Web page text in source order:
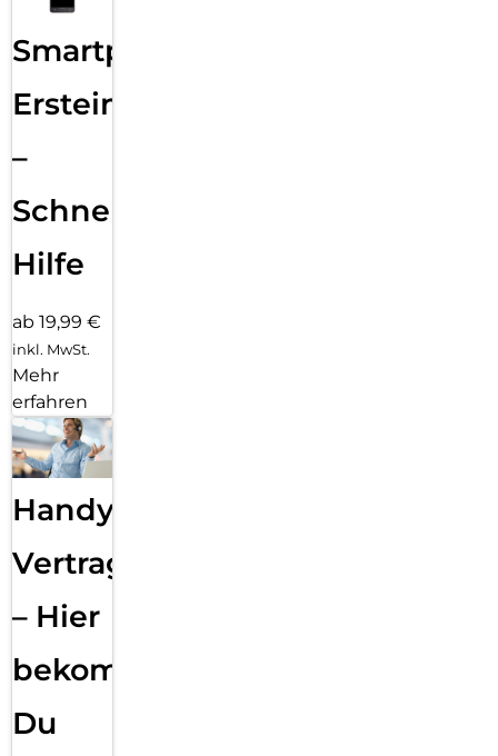
Smartphone
Ersteinrichtung
–
Schnelle
Hilfe
ab 19,99 €
inkl. MwSt.
Mehr
erfahren
Handy
Vertragsabwicklung
– Hier
bekommst
Du